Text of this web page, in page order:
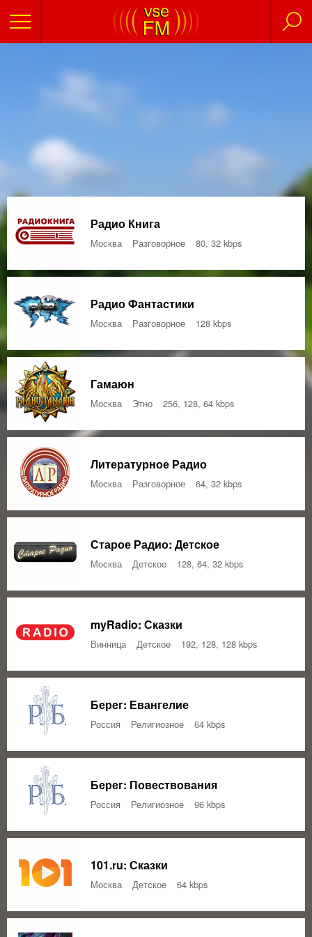
Радио Книга
Москва Разговорное 80, 32 kbps
Радио Фантастики
Москва Разговорное 128 kbps
Гамаюн
Москва Этно 256, 128, 64 kbps
Литературное Радио
Москва Разговорное 64, 32 kbps
Старое Радио: Детское
Москва Детское 128, 64, 32 kbps
myRadio: Сказки
Винница Детское 192, 128, 128 kbps
Берег: Евангелие
Россия Религиозное 64 kbps
Берег: Повествования
Россия Религиозное 96 kbps
101.ru: Сказки
Москва Детское 64 kbps